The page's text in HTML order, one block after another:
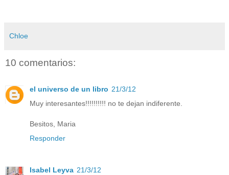
Chloe
10 comentarios:
el universo de un libro 21/3/12
Muy interesantes!!!!!!!!!! no te dejan indiferente.
Besitos, Maria
Responder
Isabel Leyva 21/3/12